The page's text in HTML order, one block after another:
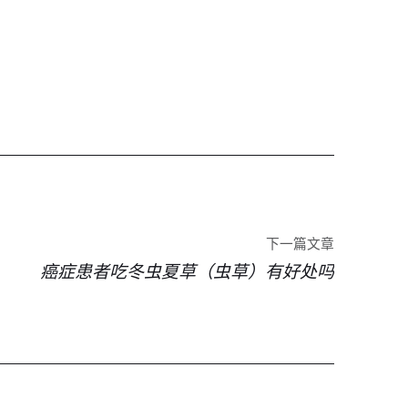
下一篇文章
癌症患者吃冬虫夏草（虫草）有好处吗